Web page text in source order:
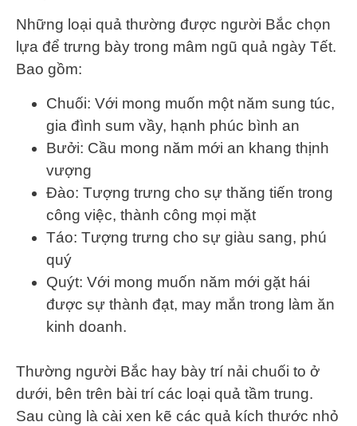
Những loại quả thường được người Bắc chọn
lựa để trưng bày trong mâm ngũ quả ngày Tết.
Bao gồm:
Chuối: Với mong muốn một năm sung túc,
gia đình sum vầy, hạnh phúc bình an
Bưởi: Cầu mong năm mới an khang thịnh
vượng
Đào: Tượng trưng cho sự thăng tiến trong
công việc, thành công mọi mặt
Táo: Tượng trưng cho sự giàu sang, phú
quý
Quýt: Với mong muốn năm mới gặt hái
được sự thành đạt, may mắn trong làm ăn
kinh doanh.
Thường người Bắc hay bày trí nải chuối to ở
dưới, bên trên bài trí các loại quả tầm trung.
Sau cùng là cài xen kẽ các quả kích thước nhỏ